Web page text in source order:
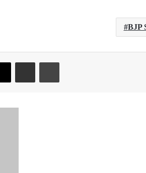
BJP
X Share via Email Print